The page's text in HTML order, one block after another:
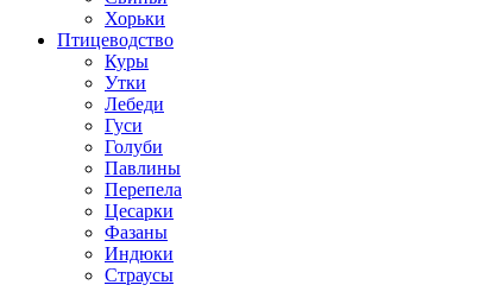
Хорьки
Птицеводство
Куры
Утки
Лебеди
Гуси
Голуби
Павлины
Перепела
Цесарки
Фазаны
Индюки
Страусы